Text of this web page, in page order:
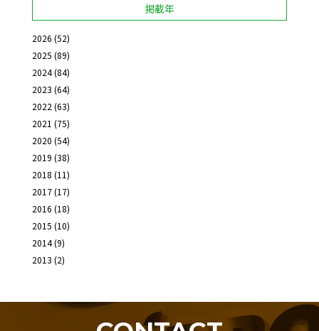
掲載年
2026 (52)
2025 (89)
2024(84)
2023 (64)
2022 (63)
2021 (75)
2020 (54)
2019 (38)
2018 (11)
2017(17)
2016 (18)
2015 (10)
2014(9)
2013 (2)